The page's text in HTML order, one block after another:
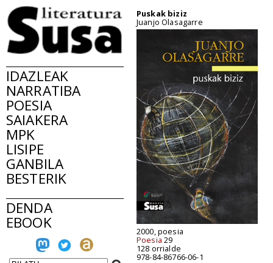
IDAZLEAK
NARRATIBA
POESIA
SAIAKERA
MPK
LISIPE
GANBILA
BESTERIK
DENDA
EBOOK
Puskak biziz
Juanjo Olasagarre
2000, poesia
Poesia 29
128 orrialde
978-84-86766-06-1